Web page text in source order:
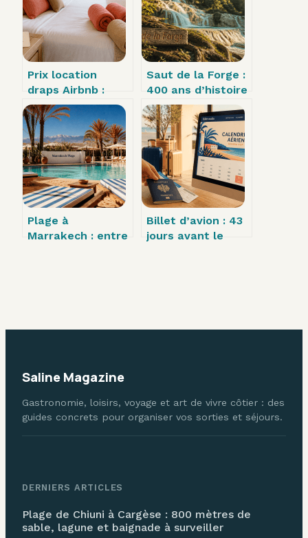
Prix location
draps Airbnb :
pourquoi le
supplément
séparé détruit
votre rentabilité
Saut de la Forge :
400 ans d’histoire
industrielle et 3,7
km de randonnée
sauvage
Plage à
Marrakech : entre
Billet d’avion : 43
jours avant le
Saline Magazine
Gastronomie, loisirs, voyage et art de vivre côtier : des
guides concrets pour organiser vos sorties et séjours.
DERNIERS ARTICLES
Plage de Chiuni à Cargèse : 800 mètres de
sable, lagune et baignade à surveiller